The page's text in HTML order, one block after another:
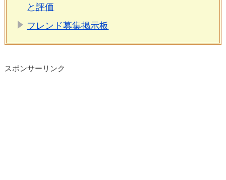
と評価
フレンド募集掲示板
スポンサーリンク